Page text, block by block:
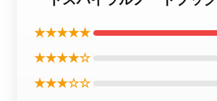
★★★★★
★★★★☆
★★★☆☆